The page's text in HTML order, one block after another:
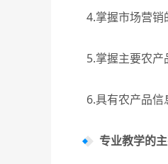
4.掌握市场营销的
5.掌握主要农产品
6.具有农产品信息
专业教学的